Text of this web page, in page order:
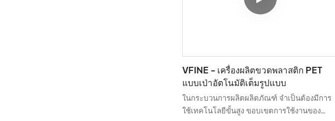
VFINE - เครื่องผลิตขวดพลาสติก PET
แบบเป่าอัตโนมัติเต็มรูปแบบ
ในกระบวนการผลิตผลิตภัณฑ์ จำเป็นต้องมีการ
ใช้เทคโนโลยีขั้นสูง ขอบเขตการใช้งานของ